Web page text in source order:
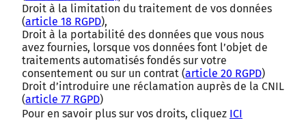
Droit à la limitation du traitement de vos données
(article 18 RGPD),
Droit à la portabilité des données que vous nous
avez fournies, lorsque vos données font l’objet de
traitements automatisés fondés sur votre
consentement ou sur un contrat (article 20 RGPD)
Droit d’introduire une réclamation auprès de la CNIL
(article 77 RGPD)
Pour en savoir plus sur vos droits, cliquez ICI